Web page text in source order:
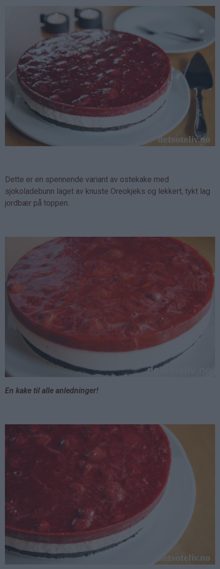
Dette er en spennende variant av ostekake med
sjokoladebunn laget av knuste Oreokjeks og lekkert, tykt lag
jordbær på toppen.
En kake til alle anledninger!